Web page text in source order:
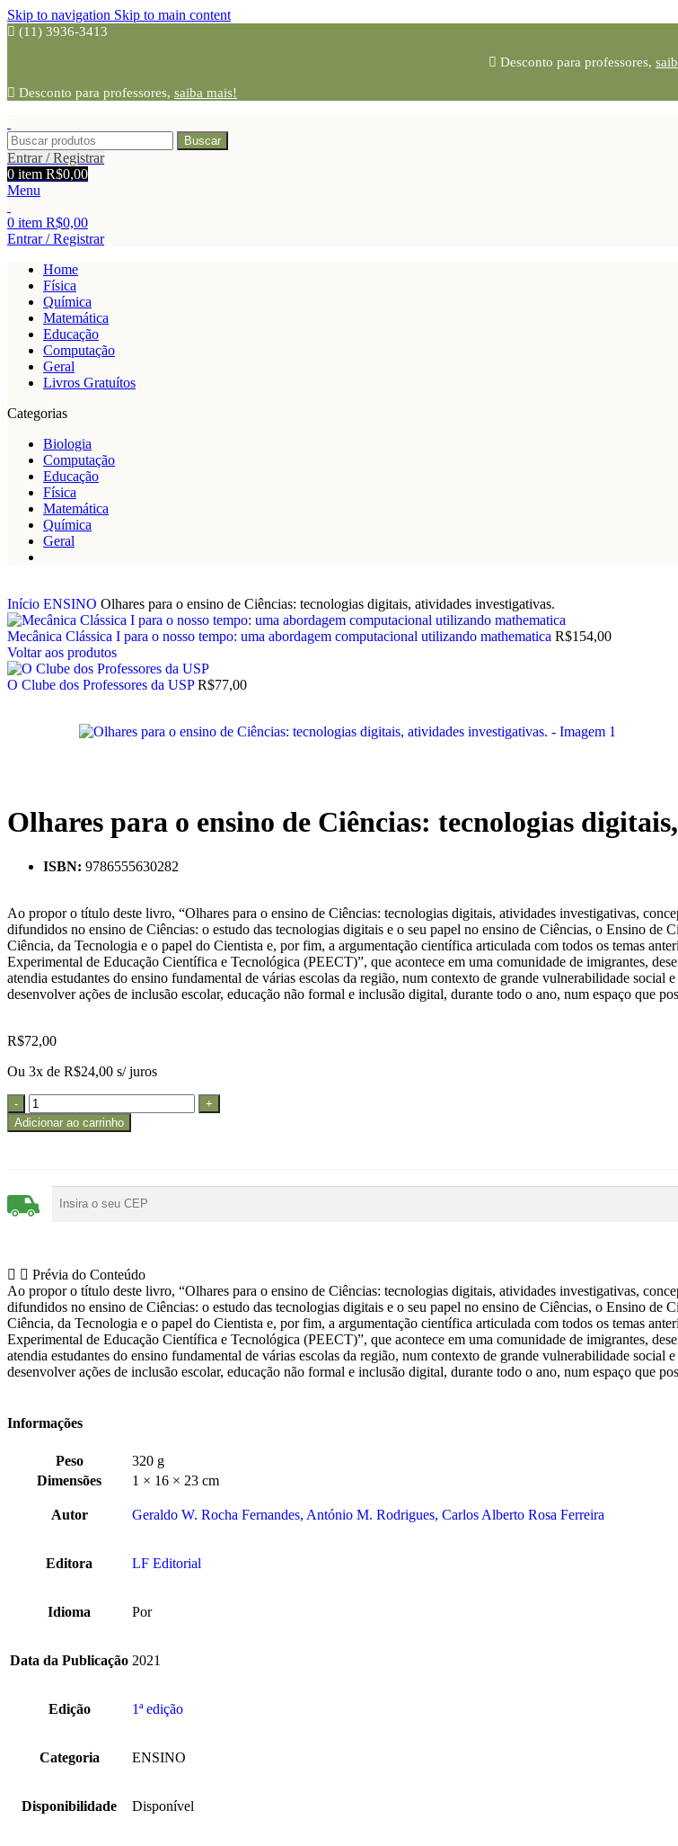
Skip to navigation Skip to main content
(11) 3936-3413
Desconto para professores,
Desconto para professores, saiba mais!
Buscar
Entrar / Registrar
0 item R$0,00
Menu
0 item R$0,00
Entrar / Registrar
Home
Física
Química
Matemática
Educação
Computação
Geral
Livros Gratuítos
Categorias
Biologia
Computação
Educação
Física
Matemática
Química
Geral
Início ENSINO Olhares para o ensino de Ciências: tecnologias digitais, atividades investigativas.
Mecânica Clássica I para o nosso tempo: uma abordagem computacional utilizando mathematica R$154,00
Voltar aos produtos
O Clube dos Professores da USPR$77,00
Olhares para o ensino de Ciências: tecnologias
ISBN: 9786555630282
Ao propor o título deste livro, “Olhares para o ensino de Ciências: tecnologias digitais, atividades investigativas,
difundidos no ensino de Ciências: o estudo das tecnologias digitais e o seu papel no ensino de Ciências, o Ensino de
Ciência, da Tecnologia e o papel do Cientista e, por fim, a argumentação científica articulada com todos os temas
Experimental de Educação Científica e Tecnológica (PEECT)”, que acontece em uma comunidade de imigrantes,
atendia estudantes do ensino fundamental de várias escolas da região, num contexto de grande vulnerabilidade social
desenvolver ações de inclusão escolar, educação não formal e inclusão digital, durante todo o ano, num espaço que
R$72,00
Ou 3x de R$24,00 s/ juros
Adicionar ao carrinho
Prévia do Conteúdo
Ao propor o título deste livro, “Olhares para o ensino de Ciências: tecnologias digitais, atividades investigativas,
difundidos no ensino de Ciências: o estudo das tecnologias digitais e o seu papel no ensino de Ciências, o Ensino de
Ciência, da Tecnologia e o papel do Cientista e, por fim, a argumentação científica articulada com todos os temas
Experimental de Educação Científica e Tecnológica (PEECT)”, que acontece em uma comunidade de imigrantes,
atendia estudantes do ensino fundamental de várias escolas da região, num contexto de grande vulnerabilidade social
desenvolver ações de inclusão escolar, educação não formal e inclusão digital, durante todo o ano, num espaço que
Informações
Peso
320 g
Dimensões
1 × 16 × 23 cm
Autor Geraldo W. Rocha Fernandes, António M. Rodrigues, Carlos Alberto Rosa Ferreira
Editora LF Editorial
Idioma Por
Data da Publicação 2021
Edição 1ª edição
Categoria ENSINO
Disponibilidade Disponível